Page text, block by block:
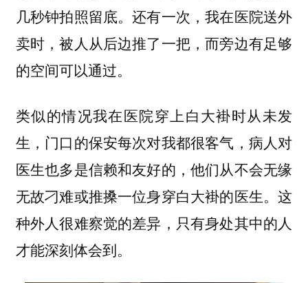
几秒钟拍照留底。还有一次，我在医院送外
卖时，被人从后边推了一把，而旁边有足够
的空间可以通过。
类似的情况我在医院穿上白大褂时从未发
生，门口的保安每次对我都很客气，病人对
医生也多是信赖和友好的，他们从不会无缘
无故刁难或推搡一位身穿白大褂的医生。这
种外人很难察觉的差异，只有身处其中的人
才能深刻体会到。